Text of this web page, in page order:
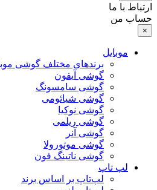
ارتباط با ما
حساب من
×
موبایل
برندهای مختلف گوشی
گوشی آیفون
گوشی سامسونگ
گوشی شیائومی
گوشی نوکیا
گوشی ریلمی
گوشی آنر
گوشی موتورولا
گوشی ناتینگ فون
لپ تاپ
لپ‌تاپ بر اساس برند